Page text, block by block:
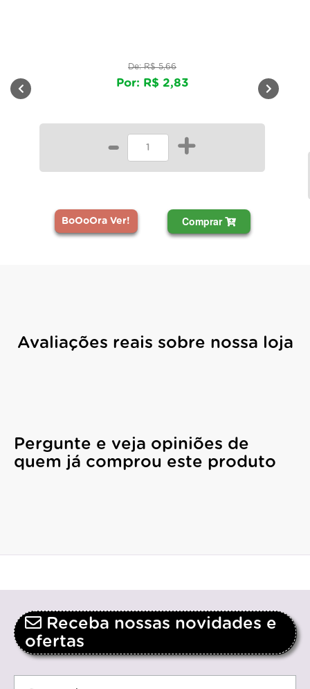
De: R$ 5,66
Por: R$ 2,83
- +
BoOoOra Ver! Comprar
Avaliações reais sobre nossa loja
Pergunte e veja opiniões de
quem já comprou este produto
Receba nossas novidades e
ofertas